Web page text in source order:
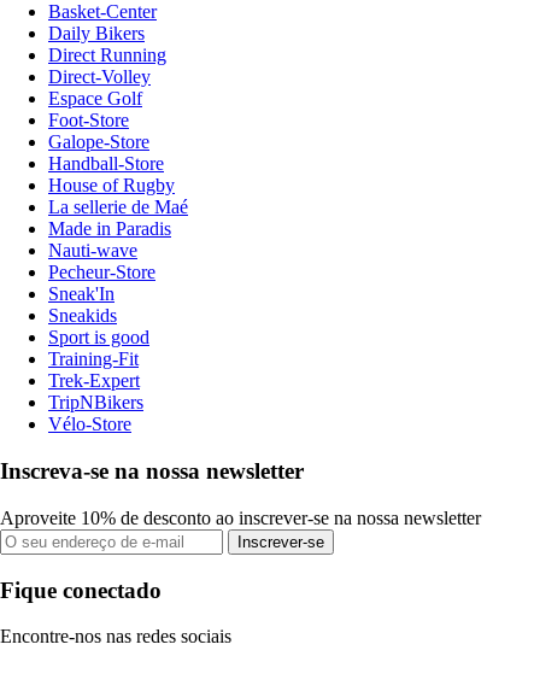
Basket-Center
Daily Bikers
Direct Running
Direct-Volley
Espace Golf
Foot-Store
Galope-Store
Handball-Store
House of Rugby
La sellerie de Maé
Made in Paradis
Nauti-wave
Pecheur-Store
Sneak'In
Sneakids
Sport is good
Training-Fit
Trek-Expert
TripNBikers
Vélo-Store
Inscreva-se na nossa newsletter
Aproveite 10% de desconto ao inscrever-se na nossa newsletter
Inscrever-se
Fique conectado
Encontre-nos nas redes sociais